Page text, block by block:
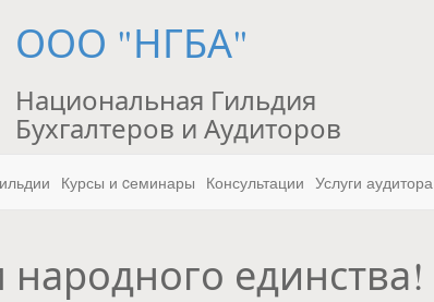
ООО "НГБА"
Национальная Гильдия
Бухгалтеров и Аудиторов
Курсы и cеминары Консультации Услуги аудитора
единства!